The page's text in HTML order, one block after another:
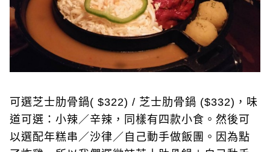
可選芝士肋骨鍋( $322) / 芝士肋骨鍋 ($332)，味
道可選：小辣／辛辣，同樣有四款小食。然後可
以選配年糕串／沙律／自己動手做飯團。因為點